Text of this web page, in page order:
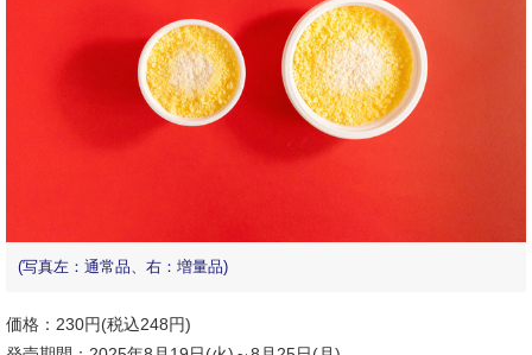
(写真左：通常品、右：増量品)
価格：230円(税込248円)